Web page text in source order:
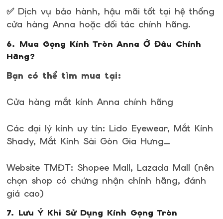
✅ Dịch vụ bảo hành, hậu mãi tốt tại hệ thống
cửa hàng Anna hoặc đối tác chính hãng.
6. Mua Gọng Kính Tròn Anna Ở Đâu Chính
Hãng?
Bạn có thể tìm mua tại:
Cửa hàng mắt kính Anna chính hãng
Các đại lý kính uy tín: Lido Eyewear, Mắt Kính
Shady, Mắt Kính Sài Gòn Gia Hưng…
Website TMĐT: Shopee Mall, Lazada Mall (nên
chọn shop có chứng nhận chính hãng, đánh
giá cao)
7. Lưu Ý Khi Sử Dụng Kính Gọng Tròn